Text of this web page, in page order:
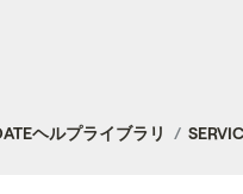
ヘルプライブラリ